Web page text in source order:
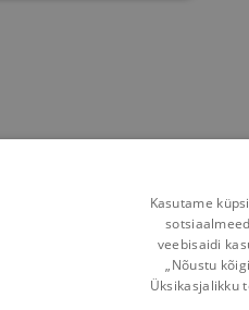
Kasutame
veebisaidi
„Nõustu
Üksikasjalikku